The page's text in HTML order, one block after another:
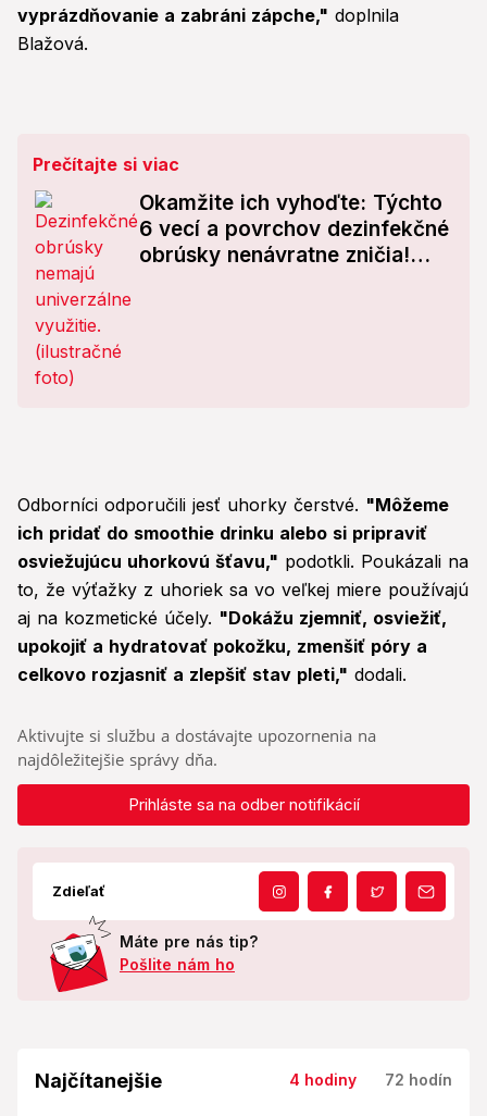
vyprázdňovanie a zabráni zápche," doplnila
Blažová.
Prečítajte si viac
Okamžite ich vyhoďte: Týchto
6 vecí a povrchov dezinfekčné
obrúsky nenávratne zničia!
Odborníci odporučili jesť uhorky čerstvé. "Môžeme
ich pridať do smoothie drinku alebo si pripraviť
osviežujúcu uhorkovú šťavu," podotkli. Poukázali na
to, že výťažky z uhoriek sa vo veľkej miere používajú
aj na kozmetické účely. "Dokážu zjemniť, osviežiť,
upokojiť a hydratovať pokožku, zmenšiť póry a
celkovo rozjasniť a zlepšiť stav pleti," dodali.
Aktivujte si službu a dostávajte upozornenia na
najdôležitejšie správy dňa.
Prihláste sa na odber notifikácií
Zdieľať
Máte pre nás tip?
Pošlite nám ho
Najčítanejšie 4 hodiny 72 hodín